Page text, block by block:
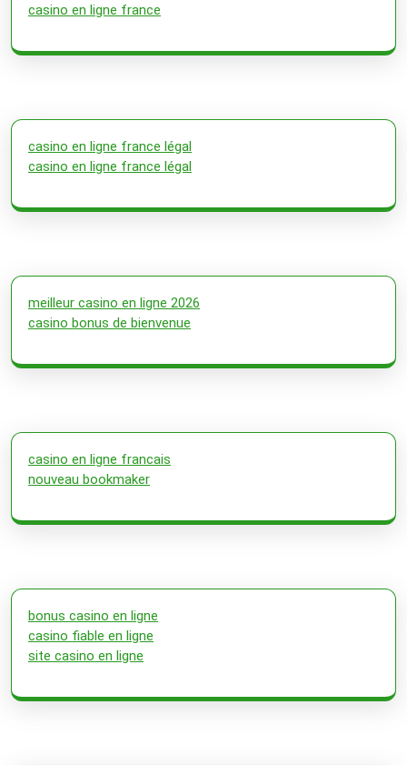
casino en ligne france
casino en ligne france légal
casino en ligne france légal
meilleur casino en ligne 2026
casino bonus de bienvenue
casino en ligne francais
nouveau bookmaker
bonus casino en ligne
casino fiable en ligne
site casino en ligne